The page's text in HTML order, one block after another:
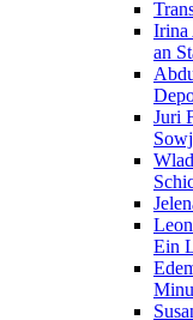
Irina
an
Juri
Ein